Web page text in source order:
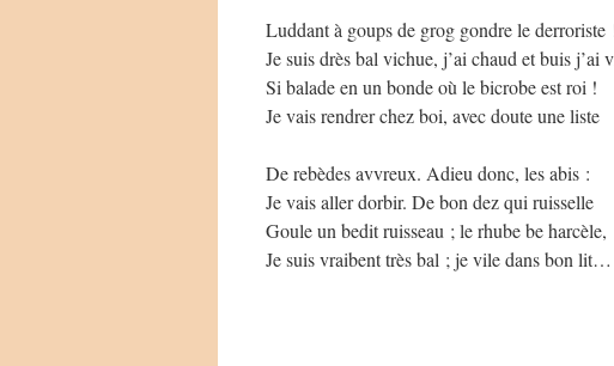
Luddant à goups de grog gondre le derroriste
Je suis drès bal vichue, j’ai chaud et buis j’ai
Si balade en un bonde où le bicrobe est roi !
Je vais rendrer chez boi, avec doute une liste
De rebèdes avvreux. Adieu donc, les abis :
Je vais aller dorbir. De bon dez qui ruisselle
Goule un bedit ruisseau ; le rhube be harcèle,
Je suis vraibent très bal ; je vile dans bon lit…